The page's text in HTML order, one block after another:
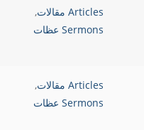
Articles مقالات
,
Sermons عظات
Articles مقالات
,
Sermons عظات